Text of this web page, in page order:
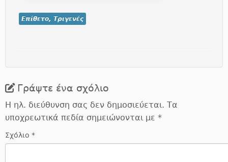
Επίθετο, Τριγενές
Γράψτε ένα σχόλιο
Η ηλ. διεύθυνση σας δεν δημοσιεύεται. Τα
υποχρεωτικά πεδία σημειώνονται με *
Σχόλιο *